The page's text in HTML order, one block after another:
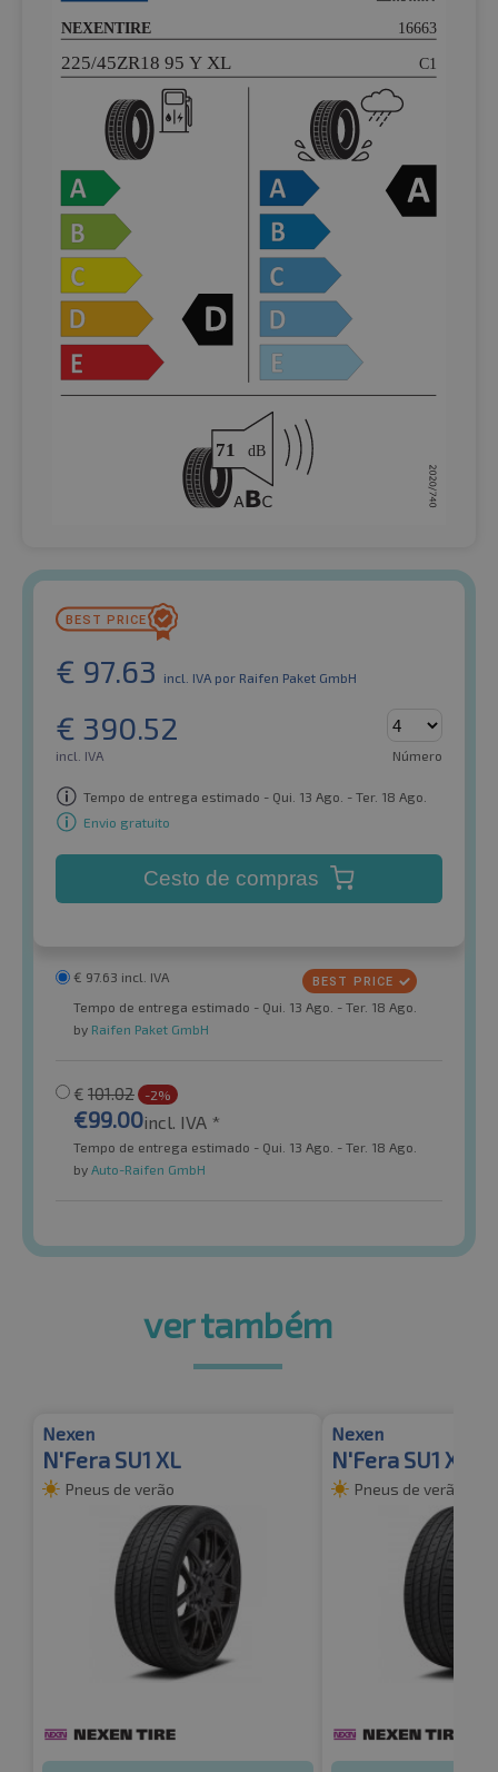
€ 97.63 incl. IVA por Raifen Paket GmbH
€ 390.52
incl. IVA Número
Tempo de entrega estimado - Qui. 13 Ago. - Ter. 18 Ago.
Envio gratuito
Cesto de compras
€ 97.63 incl. IVA
Tempo de entrega estimado - Qui. 13 Ago. - Ter. 18 Ago.
by Raifen Paket GmbH
€ 101.02 -2%
€99.00incl. IVA *
Tempo de entrega estimado - Qui. 13 Ago. - Ter. 18 Ago.
by Auto-Raifen GmbH
ver também
Nexen
N'Fera SU1 XL
Pneus de verão
Nexen
N'Fera SU1 XL
Pneus de verão